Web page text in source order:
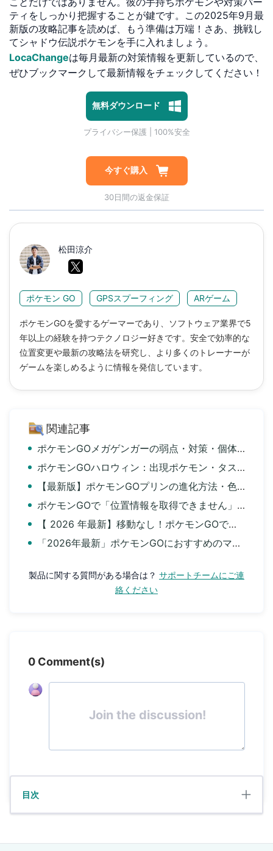
目次
ティをしっかり把握することが鍵です。この2025年9月最
新版の攻略記事を読めば、もう準備は万端！さあ、挑戦し
てシャドウ伝説ポケモンを手に入れましょう。
LocaChangeは毎月最新の対策情報を更新しているので、
ぜひブックマークして最新情報をチェックしてください！
無料ダウンロード
プライバシー保護 | 100%安全
マルウェアなし | 広告なし
1対1専門技術サポート
プライバシー保護 | 100%安全
今すぐ購入
30日間の返金保証
松田涼介
ポケモン GO GPSスプーフィング ARゲーム
ポケモンGOを愛するゲーマーであり、ソフトウェア業界で5
年以上の経験を持つテクノロジー好きです。安全で効率的な
位置変更や最新の攻略法を研究し、より多くのトレーナーが
ゲームを楽しめるように情報を発信しています。
関連記事
ポケモンGOメガゲンガーの弱点・対策・個体値・入手方法まとめ
ポケモンGOハロウィン：出現ポケモン・タスク・色違いまとめ
【最新版】ポケモンGOプリンの進化方法・色違い・入手方法まとめ
ポケモンGOで「位置情報を取得できません」エラー12の対策6選まとめ
【 2026 年最新】移動なし！ポケモンGOでチート完全ガイド｜iPhone・Android対応
「2026年最新」ポケモンGOにおすすめのマップアプリ9選
製品に関する質問がある場合は？ サポートチームにご連
絡ください
0 Comment(s)
Join the discussion!